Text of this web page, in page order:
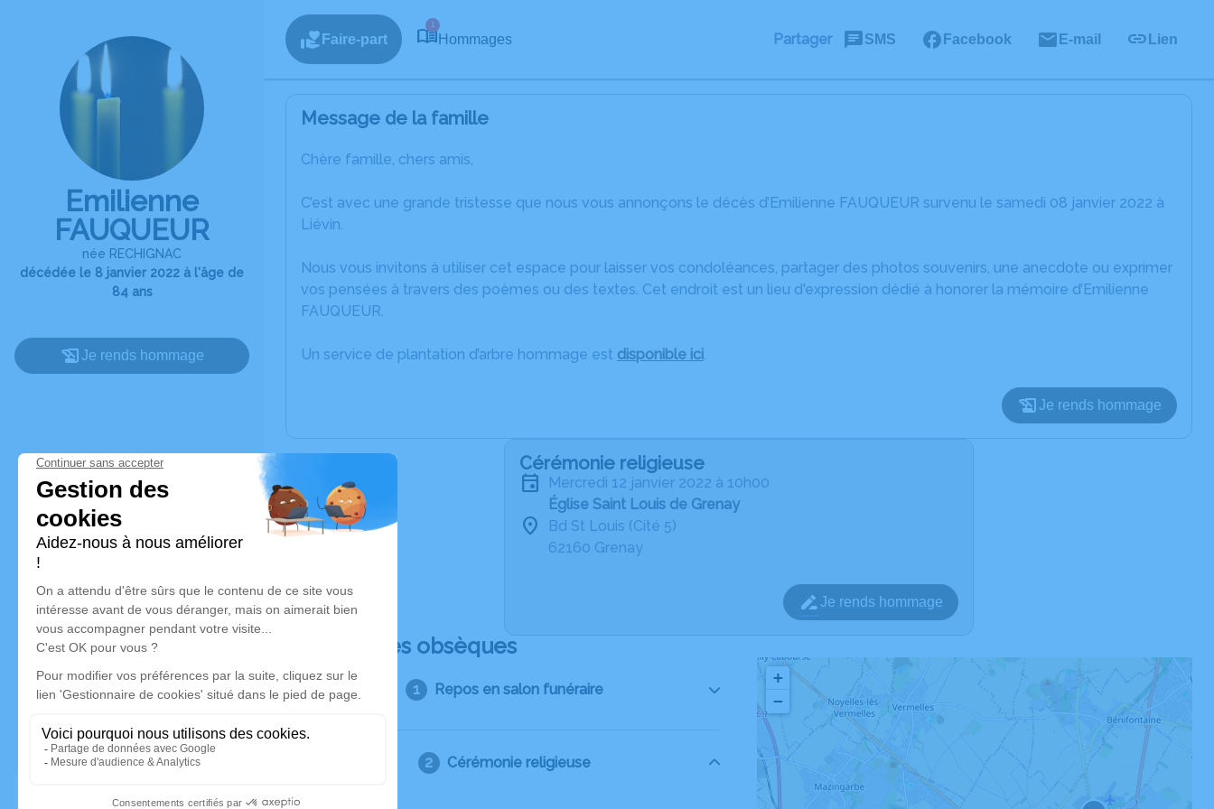
Emilienne
FAUQUEUR
née RECHIGNAC
décédée le 8 janvier 2022 à l'âge de
84 ans
Je rends hommage
Faire-part
1
Hommages Partager SMS Facebook E-mail Lien
Message de la famille
Chère famille, chers amis,
C’est avec une grande tristesse que nous vous annonçons le décès d’Emilienne FAUQUEUR survenu le samedi 08 janvier 2022 à
Liévin.
Nous vous invitons à utiliser cet espace pour laisser vos condoléances, partager des photos souvenirs, une anecdote ou exprimer
vos pensées à travers des poèmes ou des textes. Cet endroit est un lieu d'expression dédié à honorer la mémoire d’Emilienne
FAUQUEUR.
Un service de plantation d’arbre hommage est disponible ici.
Je rends hommage
Cérémonie religieuse
mercredi 12 janvier 2022 à 10h00
Église Saint Louis de Grenay
Bd St Louis (Cité 5)
62160 Grenay
Je rends hommage
Déroulé des obsèques
Repos en salon funéraire
Cérémonie religieuse
+
−